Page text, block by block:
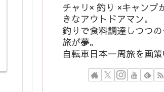
チャリ× 釣り ×キャンプ
きなアウトドアマン。
釣りで食料調達しつつの
旅が夢。
自転車日本一周旅を画策